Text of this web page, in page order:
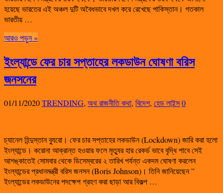
হয়েছে ভারতের এই অঞ্চল দুটি অবৈধভাবে দখল করে রেখেছে পাকিস্তান। গতকাল
ভারতীয় …
আরও পড়ুন »
ইংল্যান্ডে ফের চার সপ্তাহের লকডাউন ঘোষণা বরিস
জনসনের
01/11/2020TRENDING, অথ রাজনীতি কথা, বিদেশ, হেড লাইন্স0
চ্যানেল হিন্দুস্তান ব্যুরো। ফের চার সপ্তাহের লকডাউন (Lockdown) জারি করা হলো
ইংল্যান্ডে। করোনা আক্রান্ত হওয়ার ফলে মৃত্যুর হার রেকর্ড ভাবে বৃদ্ধি পাবে সেই
আশঙ্কাতেই সোমবার থেকে ডিসেম্বরের ২ তারিখ পর্যন্ত একদম ঘোষণা করলেন
ইংল্যান্ডের প্রধানমন্ত্রী বরিস জনসন (Boris Johnson)। তিনি জানিয়েছেন ”
ইংল্যান্ডের লকডাউনের পদক্ষেপ গ্রহণ করা ছাড়া আর বিকল্প …